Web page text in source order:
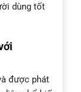
dùng tốt
được phát